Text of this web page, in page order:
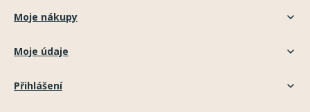
Moje nákupy
Moje údaje
Přihlášení